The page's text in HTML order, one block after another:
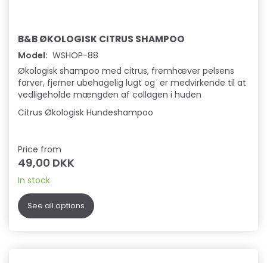
B&B ØKOLOGISK CITRUS SHAMPOO
Model: WSHOP-88
Økologisk shampoo med citrus, fremhæver pelsens
farver, fjerner ubehagelig lugt og er medvirkende til at
vedligeholde mængden af collagen i huden
Citrus Økologisk Hundeshampoo
Price from
49,00 DKK
In stock
See all options